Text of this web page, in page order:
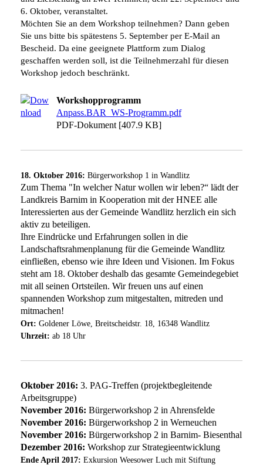
6. Oktober, veranstaltet.
Möchten Sie an dem Workshop teilnehmen? Dann geben
Sie uns bitte bis spätestens 5. September per E-Mail an
Bescheid. Da eine geeignete Plattform zum Dialog
geschaffen werden soll, ist die Teilnehmerzahl für diesen
Workshop jedoch beschränkt.
Workshopprogramm
Anpass.BAR_WS-Programm.pdf
PDF-Dokument [407.9 KB]
18. Oktober 2016: Bürgerworkshop 1 in Wandlitz
Zum Thema "In welcher Natur wollen wir leben?“ lädt der
Landkreis Barnim in Kooperation mit der HNEE alle
Interessierten aus der Gemeinde Wandlitz herzlich ein sich
aktiv zu beteiligen.
Ihre Eindrücke und Erfahrungen sollen in die
Landschaftsrahmenplanung für die Gemeinde Wandlitz
einfließen, ebenso wie ihre Ideen und Visionen. Im Fokus
steht am 18. Oktober deshalb das gesamte Gemeindegebiet
mit all seinen Ortsteilen. Wir freuen uns auf einen
spannenden Workshop zum mitgestalten, mitreden und
mitmachen!
Ort: Goldener Löwe, Breitscheidstr. 18, 16348 Wandlitz
Uhrzeit: ab 18 Uhr
Oktober 2016: 3. PAG-Treffen (projektbegleitende
Arbeitsgruppe)
November 2016: Bürgerworkshop 2 in Ahrensfelde
November 2016: Bürgerworkshop 2 in Werneuchen
November 2016: Bürgerworkshop 2 in Barnim- Biesenthal
Dezember 2016: Workshop zur Strategieentwicklung
Ende April 2017: Exkursion Weesower Luch mit Stiftung